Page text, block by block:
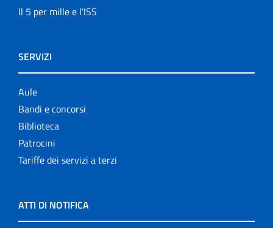
Il 5 per mille e l'ISS
SERVIZI
Aule
Bandi e concorsi
Biblioteca
Patrocini
Tariffe dei servizi a terzi
ATTI DI NOTIFICA